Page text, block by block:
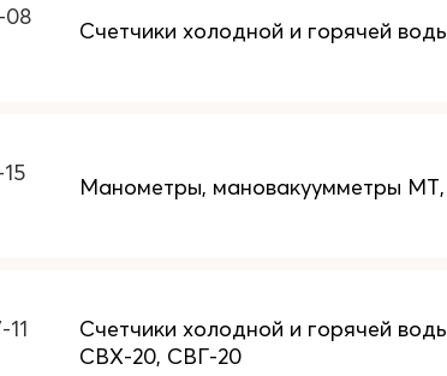
08
Счетчики холодной и горячей
Манометры, мановакуумметры
Счетчики холодной и горячей
СВХ-20, СВГ-20